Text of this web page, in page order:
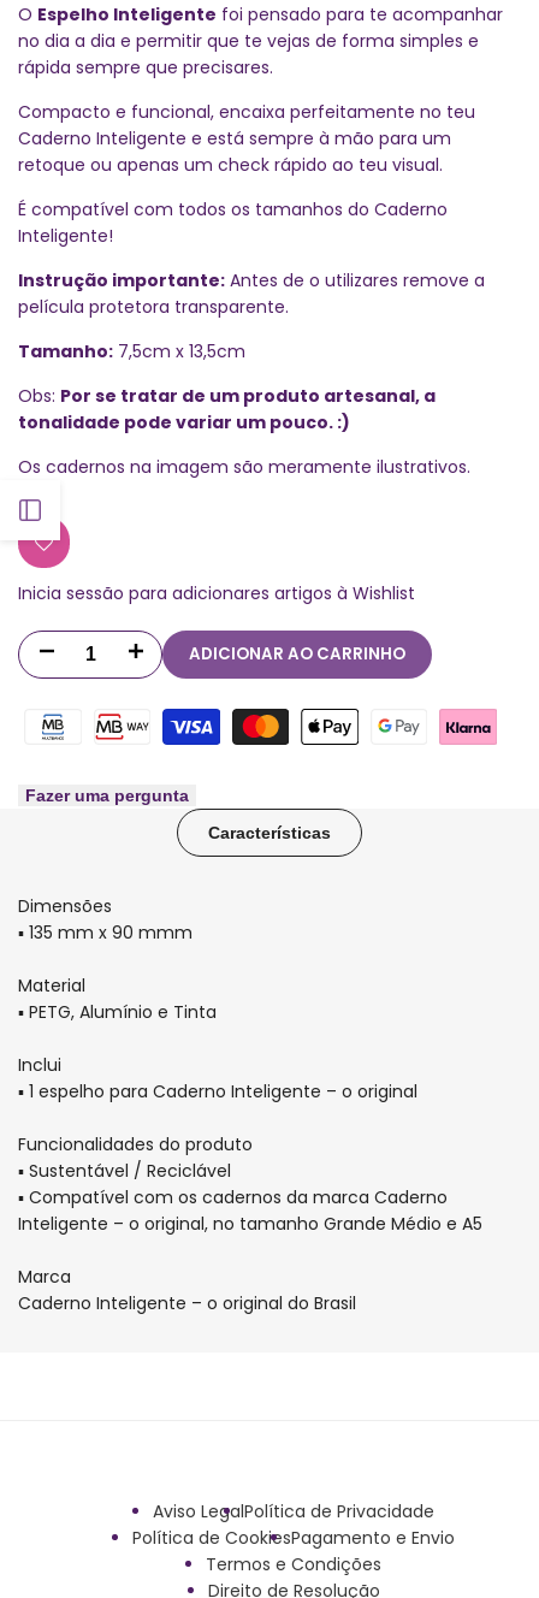
lateral
O Espelho Inteligente foi pensado para te acompanhar
no dia a dia e permitir que te vejas de forma simples e
rápida sempre que precisares.
Compacto e funcional, encaixa perfeitamente no teu
Caderno Inteligente e está sempre à mão para um
retoque ou apenas um check rápido ao teu visual.
É compatível com todos os tamanhos do Caderno
Inteligente!
Instrução importante: Antes de o utilizares remove a
película protetora transparente.
Tamanho: 7,5cm x 13,5cm
Obs: Por se tratar de um produto artesanal, a
tonalidade pode variar um pouco. :)
Os cadernos na imagem são meramente ilustrativos.
Inicia sessão para adicionares artigos à Wishlist
Diminuir
para
Espelho
Inteligente
Aumentar
Espelho
Inteligente
ADICIONAR AO CARRINHO
Fazer uma pergunta
Características
Dimensões
▪ 135 mm x 90 mmm
Material
▪ PETG, Alumínio e Tinta
Inclui
▪ 1 espelho para Caderno Inteligente – o original
Funcionalidades do produto
▪ Sustentável / Reciclável
▪ Compatível com os cadernos da marca Caderno
Inteligente – o original, no tamanho Grande Médio e A5
Marca
Caderno Inteligente – o original do Brasil
Aviso LegalPolítica de Privacidade
Política de CookiesPagamento e Envio
Termos e Condições
Direito de Resolução